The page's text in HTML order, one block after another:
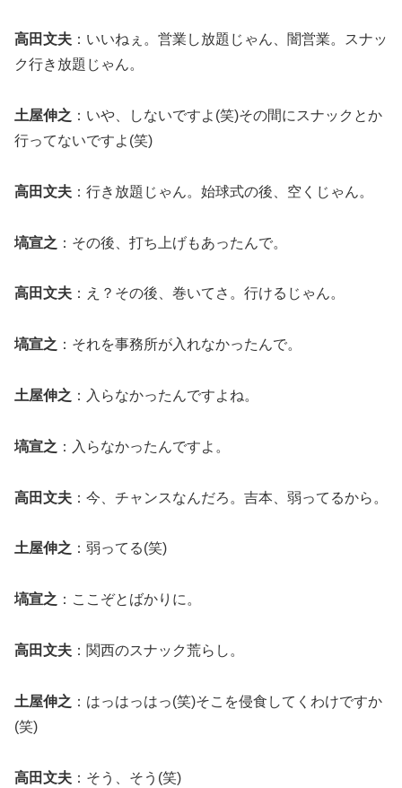
高田文夫 ：いいねぇ。営業し放題じゃん、闇営業。スナッ
ク行き放題じゃん。
土屋伸之 ：いや、しないですよ(笑)その間にスナックとか
行ってないですよ(笑)
高田文夫 ：行き放題じゃん。始球式の後、空くじゃん。
塙宣之 ：その後、打ち上げもあったんで。
高田文夫 ：え？その後、巻いてさ。行けるじゃん。
塙宣之 ：それを事務所が入れなかったんで。
土屋伸之 ：入らなかったんですよね。
塙宣之 ：入らなかったんですよ。
高田文夫 ：今、チャンスなんだろ。吉本、弱ってるから。
土屋伸之 ：弱ってる(笑)
塙宣之 ：ここぞとばかりに。
高田文夫 ：関西のスナック荒らし。
土屋伸之 ：はっはっはっ(笑)そこを侵食してくわけですか
(笑)
高田文夫 ：そう、そう(笑)